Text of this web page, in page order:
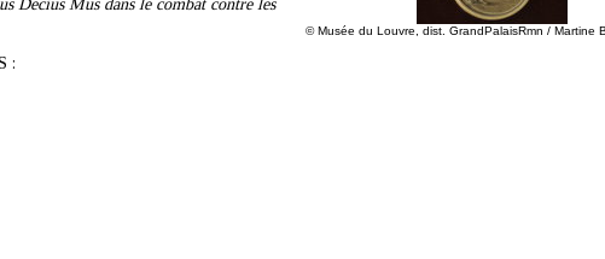
© Musée du Louvre, dist. GrandPalaisRmn / Martine
: